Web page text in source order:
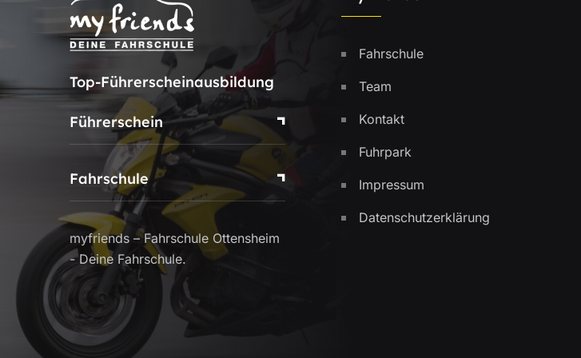
Top-Führerscheinausbildung
Führerschein
Fahrschule
myfriends – Fahrschule Ottensheim
- Deine Fahrschule.
Fahrschule
Team
Kontakt
Fuhrpark
Impressum
Datenschutzerklärung